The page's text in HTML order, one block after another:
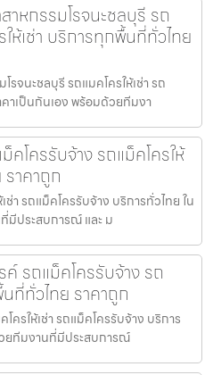
หกรรมโรจนะชลบุรี รถ
ห้เช่า บริการทุกพื้นที่ทั่วไทย
จนะชลบุรี รถแมคโครให้เช่า รถ
าเป็นกันเอง พร้อมด้วยทีมงา
คโครรับจ้าง รถแม็คโครให้
าคาถูก
ช่า รถแม็คโครรับจ้าง บริการทั่วไทย ใน
มีประสบการณ์ และ ม
ค์ รถแม็คโครรับจ้าง รถ
ที่ทั่วไทย ราคาถูก
ครให้เช่า รถแม็คโครรับจ้าง บริการ
ยทีมงานที่มีประสบการณ์